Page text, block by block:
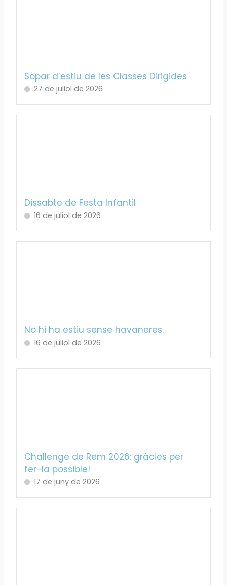
Sopar d’estiu de les Classes Dirigides
27 de juliol de 2026
Dissabte de Festa Infantil
16 de juliol de 2026
No hi ha estiu sense havaneres.
16 de juliol de 2026
Challenge de Rem 2026: gràcies per
fer-la possible!
17 de juny de 2026